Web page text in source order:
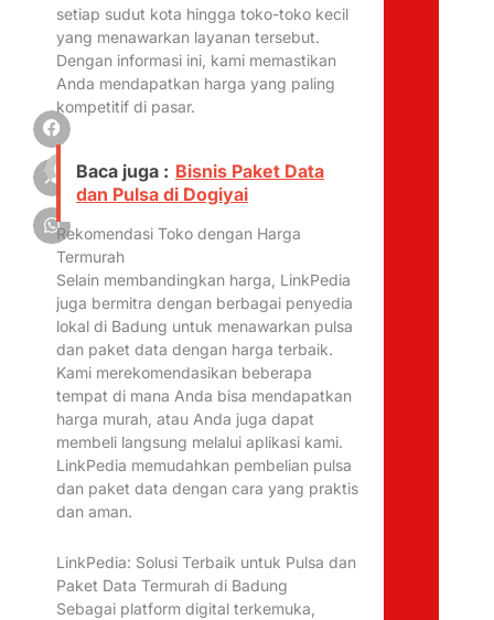
Alfina
Mahfudhoh
setiap sudut kota hingga toko-toko kecil
yang menawarkan layanan tersebut.
Dengan informasi ini, kami memastikan
Anda mendapatkan harga yang paling
kompetitif di pasar.
Baca juga : Bisnis Paket Data
dan Pulsa di Dogiyai
Rekomendasi Toko dengan Harga
Termurah
Selain membandingkan harga, LinkPedia
juga bermitra dengan berbagai penyedia
lokal di Badung untuk menawarkan pulsa
dan paket data dengan harga terbaik.
Kami merekomendasikan beberapa
tempat di mana Anda bisa mendapatkan
harga murah, atau Anda juga dapat
membeli langsung melalui aplikasi kami.
LinkPedia memudahkan pembelian pulsa
dan paket data dengan cara yang praktis
dan aman.
LinkPedia: Solusi Terbaik untuk Pulsa dan
Paket Data Termurah di Badung
Sebagai platform digital terkemuka,